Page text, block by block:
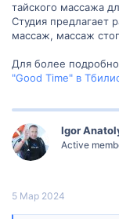
тайского массажа
Студия предлагает
массаж, массаж
Для более
"Good Time" в
Igor
Active
5 Мар 2024